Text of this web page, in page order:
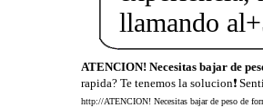
llamando
ATENCION! Necesitas bajar de
rapida? Te tenemos la solucion❗
http://ATENCION! Necesitas bajar de peso de